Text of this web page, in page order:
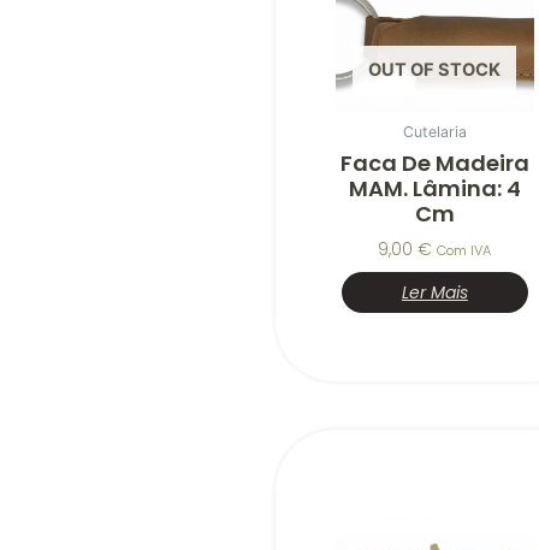
OUT OF STOCK
Cutelaria
Faca De Madeira
MAM. Lâmina: 4
Cm
9,00€ Com IVA
Ler Mais